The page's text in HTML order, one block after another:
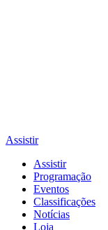
Assistir
Assistir
Programação
Eventos
Classificações
Notícias
Loja